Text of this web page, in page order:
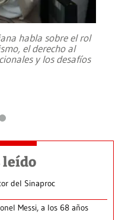
habla sobre el rol
el derecho al
y los desafíos
leído
del Sinaproc
Messi, a los 68 años